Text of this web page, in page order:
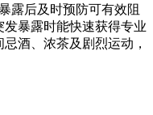
露后及时预防可有效阻
暴露时能快速获得专业
酒、浓茶及剧烈运动，